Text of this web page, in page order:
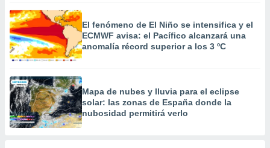
crear un
uso de
contenido
medir el
de la
el
del
El fenómeno de El Niño se intensifica y el
ECMWF avisa: el Pacífico alcanzará una
anomalía récord superior a los 3 ºC
Mapa de nubes y lluvia para el eclipse
solar: las zonas de España donde la
nubosidad permitirá verlo